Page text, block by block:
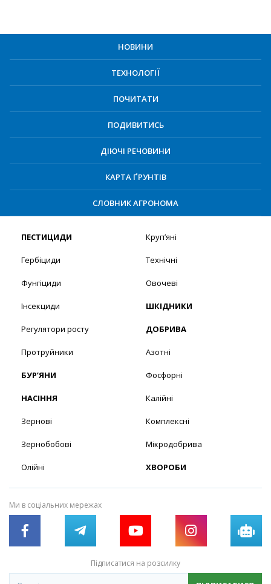
НОВИНИ
ТЕХНОЛОГІЇ
ПОЧИТАТИ
ПОДИВИТИСЬ
ДІЮЧІ РЕЧОВИНИ
КАРТА ҐРУНТІВ
СЛОВНИК АГРОНОМА
ПЕСТИЦИДИ
Гербіциди
Фунгіциди
Інсекциди
Регулятори росту
Протруйники
БУР’ЯНИ
НАСІННЯ
Зернові
Зернобобові
Олійні
Круп’яні
Технічні
Овочеві
ШКІДНИКИ
ДОБРИВА
Азотні
Фосфорні
Калійні
Комплексні
Мікродобрива
ХВОРОБИ
Ми в соціальних мережах
Підписатися на розсилку